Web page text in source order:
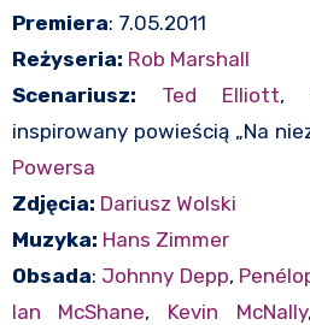
Premiera: 7.05.2011
Reżyseria: Rob Marshall
Scenariusz:
Ted Elliott,
inspirowany powieścią „Na
Powersa
Zdjęcia: Dariusz Wolski
Muzyka: Hans Zimmer
Obsada: Johnny Depp,
Ian McShane, Kevin McNally